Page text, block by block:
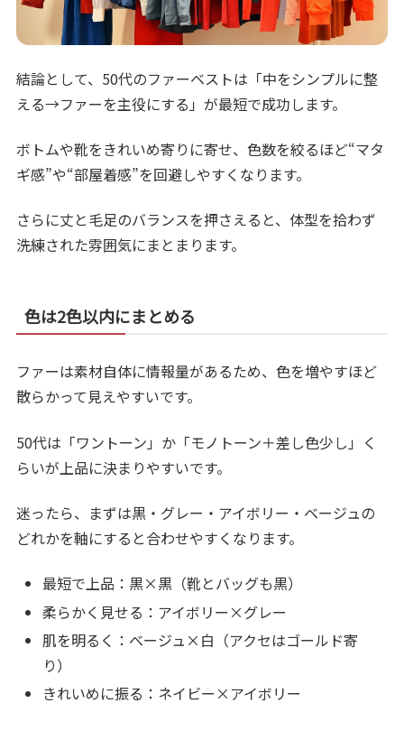
結論として、50代のファーベストは「中をシンプルに整
える→ファーを主役にする」が最短で成功します。
ボトムや靴をきれいめ寄りに寄せ、色数を絞るほど“マタ
ギ感”や“部屋着感”を回避しやすくなります。
さらに丈と毛足のバランスを押さえると、体型を拾わず
洗練された雰囲気にまとまります。
色は2色以内にまとめる
ファーは素材自体に情報量があるため、色を増やすほど
散らかって見えやすいです。
50代は「ワントーン」か「モノトーン＋差し色少し」く
らいが上品に決まりやすいです。
迷ったら、まずは黒・グレー・アイボリー・ベージュの
どれかを軸にすると合わせやすくなります。
最短で上品：黒×黒（靴とバッグも黒）
柔らかく見せる：アイボリー×グレー
肌を明るく：ベージュ×白（アクセはゴールド寄
り）
きれいめに振る：ネイビー×アイボリー